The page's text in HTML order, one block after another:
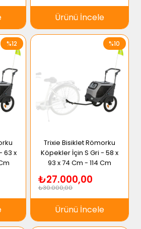
Ürünü İncele
63 x
%12
Trixie Bisiklet Römorku
Köpekler İçin S Gri - 58 x
93 x 74 Cm - 114 Cm
₺27.000,00
₺30.000,00
Ürünü İncele
%10